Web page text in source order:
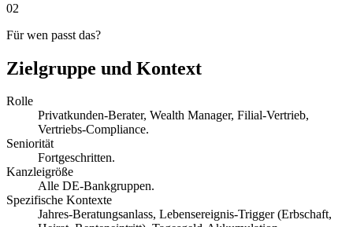
02
Für wen passt das?
Zielgruppe und Kontext
Rolle
Privatkunden-Berater, Wealth Manager, Filial-Vertrieb,
Vertriebs-Compliance.
Seniorität
Fortgeschritten.
Kanzleigröße
Alle DE-Bankgruppen.
Spezifische Kontexte
Jahres-Beratungsanlass, Lebensereignis-Trigger (Erbschaft,